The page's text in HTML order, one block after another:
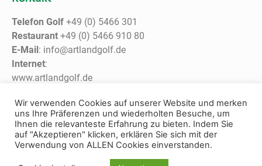
Telefon Golf +49 (0) 5466 301
Restaurant +49 (0) 5466 910 80
E-Mail: info@artlandgolf.de
Internet:
www.artlandgolf.de
© Copyright – Artland Golf
Wir verwenden Cookies auf unserer Website und merken
uns Ihre Präferenzen und wiederholten Besuche, um
Ihnen die relevanteste Erfahrung zu bieten. Indem Sie
auf "Akzeptieren" klicken, erklären Sie sich mit der
Verwendung von ALLEN Cookies einverstanden.